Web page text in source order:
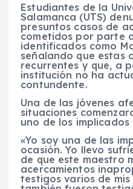
Estudiantes de la
Salamanca (UTS)
presuntos casos de
cometidos por parte
identificados como
señalando que estas
recurrentes y que, a
institución no ha
contundente.
Una de las jóvenes
situaciones
uno de los
«Yo soy una de las
ocasión. Yo llevo
de que este maestro
acercamientos
testigos varios de